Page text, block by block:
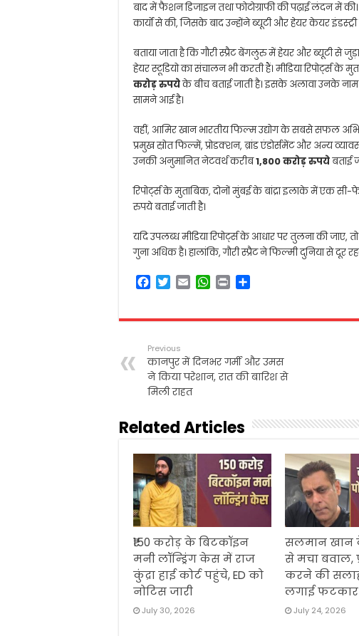
बाद में फैशन डिजाइन तथा फोटोग्राफी की पढ़ाई लंदन
कार्यों से की, जिसके बाद उन्होंने ब्यूटी और हेयर केयर
बताया जाता है कि गौरी स्प्रैट बेंगलुरु में हेयर और ब्यूटी से
हेयर स्टूडियो का संचालन भी करती हैं। मीडिया रिपोर्ट्स
करोड़ रुपयेके बीच बताई जाती है। इसके अलावा उनके
सामने आई है।
वहीं, आमिर खान भारतीय फिल्म उद्योग के सबसे सफल
प्रमुख स्रोत फिल्में, प्रोडक्शन, ब्रांड एंडोर्समेंट और अन्य
उनकी अनुमानित नेटवर्थ करीब1,800 करोड़ रुपयेबताई
रिपोर्ट्स के मुताबिक, दोनों मुंबई के बांद्रा इलाके में एक
रुपये बताई जाती है।
यदि उपलब्ध मीडिया रिपोर्ट्स के आधार पर तुलना की जाए,
गुना अधिक है। हालांकि, गौरी स्प्रैट ने फिल्मी दुनिया से
F
e
o
o
k
T
t
e
r
E
i
W
t
p
p
P
n
r
Previous
कानपुर में दिनभर गर्मी और उमस
ने किया परेशान, रात की बारिश से
मिली राहत
Related Articles
₹150 करोड़ के बिटकॉइन
मनी लॉन्ड्रिंग केस में राज
कुंद्रा हाई कोर्ट पहुंचे, ED को
नोटिस जारी
July 30, 2026
सलमान खान
से मचा बवाल,
करने की
लगाई फटकार
July 24, 2026